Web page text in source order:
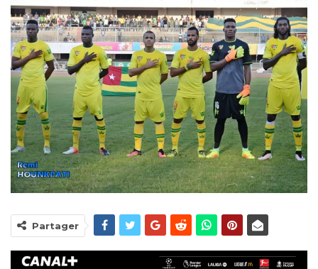
Partager